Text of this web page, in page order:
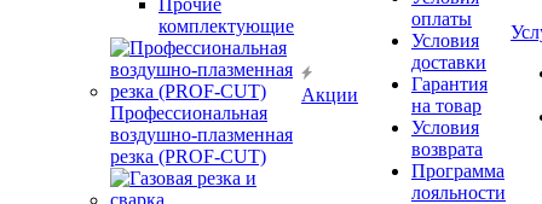
Прочие
комплектующие
Профессиональная
воздушно-плазменная
резка (PROF-CUT)
Акции
оплаты
Условия
доставки
Гарантия
на товар
Условия
возврата
Программа
лояльности